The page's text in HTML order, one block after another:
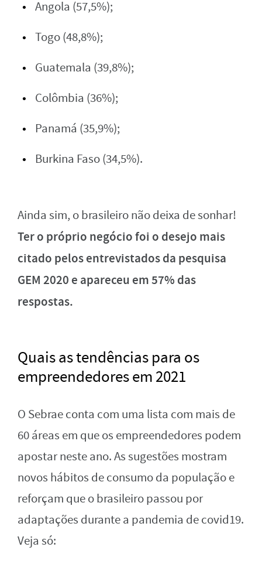
Angola (57,5%);
Togo (48,8%);
Guatemala (39,8%);
Colômbia (36%);
Panamá (35,9%);
Burkina Faso (34,5%).
Ainda sim, o brasileiro não deixa de sonhar!
Ter o próprio negócio foi o desejo mais
citado pelos entrevistados da pesquisa
GEM 2020 e apareceu em 57% das
respostas.
Quais as tendências para os
empreendedores em 2021
O Sebrae conta com uma lista com mais de
60 áreas em que os empreendedores podem
apostar neste ano. As sugestões mostram
novos hábitos de consumo da população e
reforçam que o brasileiro passou por
adaptações durante a pandemia de covid19.
Veja só: